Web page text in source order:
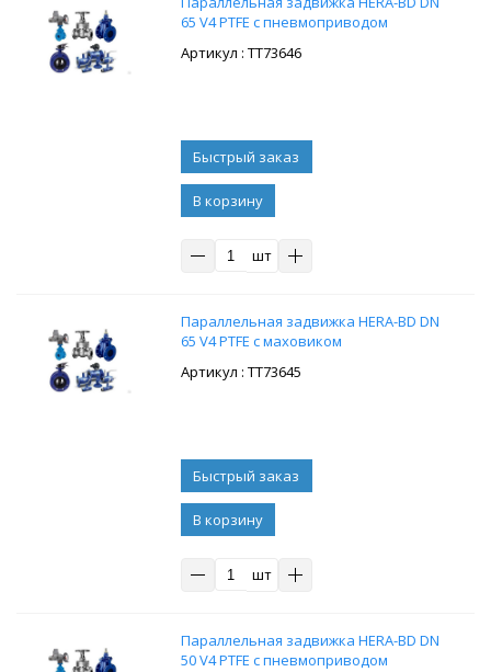
65 V4 PTFE с пневмоприводом
: ТТ73646
В корзину
шт
Параллельная задвижка HERA-BD DN
65 V4 PTFE с маховиком
: ТТ73645
В корзину
шт
Параллельная задвижка HERA-BD DN
50 V4 PTFE с пневмоприводом